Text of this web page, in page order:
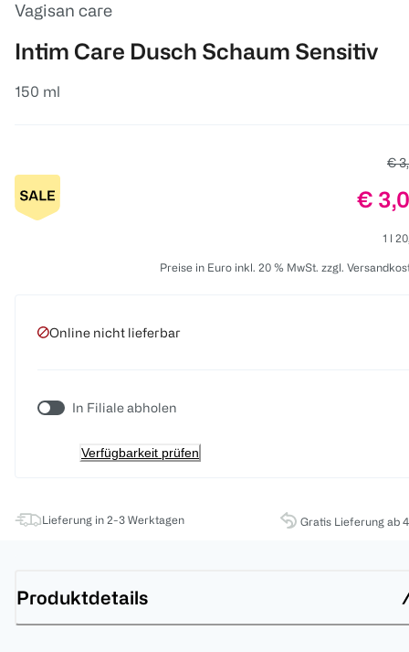
Vagisan care
Intim Care Dusch Schaum Sensitiv
150 ml
€
€
1 l
Preise in Euro inkl. 20 % MwSt. zzgl.
Online nicht lieferbar
In Filiale abholen
Verfügbarkeit prüfen
Lieferung in 2-3 Werktagen Gratis Lieferung ab
Produktdetails